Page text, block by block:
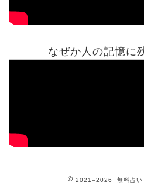
なぜか人の記憶に
2021–2026 無料占い